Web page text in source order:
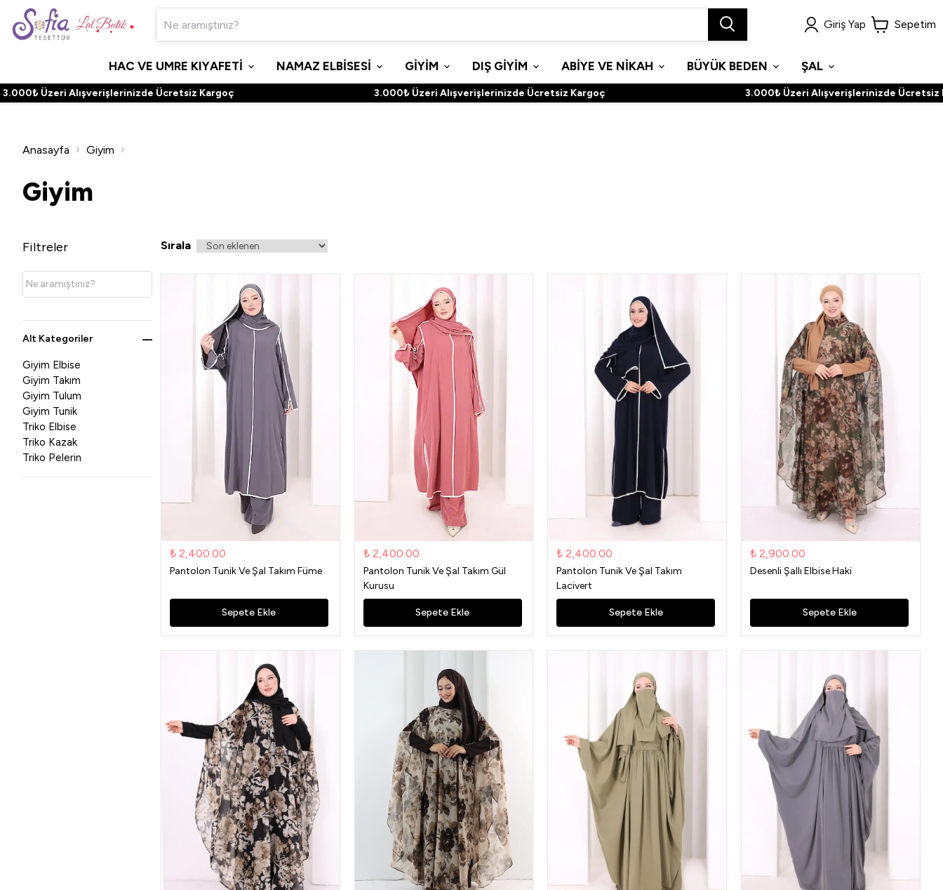
Giriş Yap Sepetim
HAC VE UMRE KIYAFETİ NAMAZ ELBİSESİ GİYİM DIŞ GİYİM ABİYE VE NİKAH BÜYÜK BEDEN ŞAL
Alışverişlerinizde Ücretsiz Kargoç 3.000₺ Üzeri Alışverişlerinizde Ücretsiz Kargoç 3.000₺ Üzeri Alışverişlerinizde Ücretsiz Kargoç
Anasayfa Giyim
Giyim
Filtreler
Alt Kategoriler
Giyim Elbise
Giyim Takım
Giyim Tulum
Giyim Tunik
Triko Elbise
Triko Kazak
Triko Pelerin
Sırala
₺ 2,400.00
Pantolon Tunik Ve Şal Takım Füme
Sepete Ekle
₺ 2,400.00
Pantolon Tunik Ve Şal Takım Gül
Kurusu
Sepete Ekle
₺ 2,400.00
Pantolon Tunik Ve Şal Takım
Lacivert
Sepete Ekle
₺ 2,900.00
Desenli Şallı Elbise Haki
Sepete Ekle